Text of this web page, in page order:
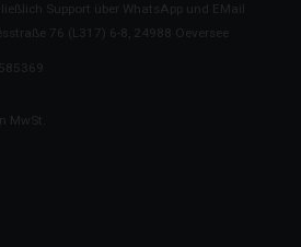
Support über WhatsApp und EMail
76 (L317) 6-8, 24988 Oeversee
MwSt.